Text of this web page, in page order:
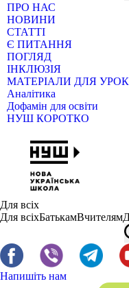
ПРО НАС
НОВИНИ
СТАТТІ
Є ПИТАННЯ
ПОГЛЯД
ІНКЛЮЗІЯ
МАТЕРІАЛИ ДЛЯ
Аналітика
Дофамін для освіти
НУШ КОРОТКО
Для всіх
Для всіхБатькамВчителям
Напишіть нам